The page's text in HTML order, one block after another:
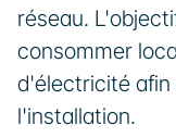
réseau.
consommer
d'électricité afin
l'installation.